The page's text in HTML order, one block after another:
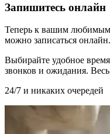
Запишитесь онлайн
Теперь к вашим
можно записаться онлайн.
Выбирайте удобное
звонков и ожидания.
24/7 и никаких очередей